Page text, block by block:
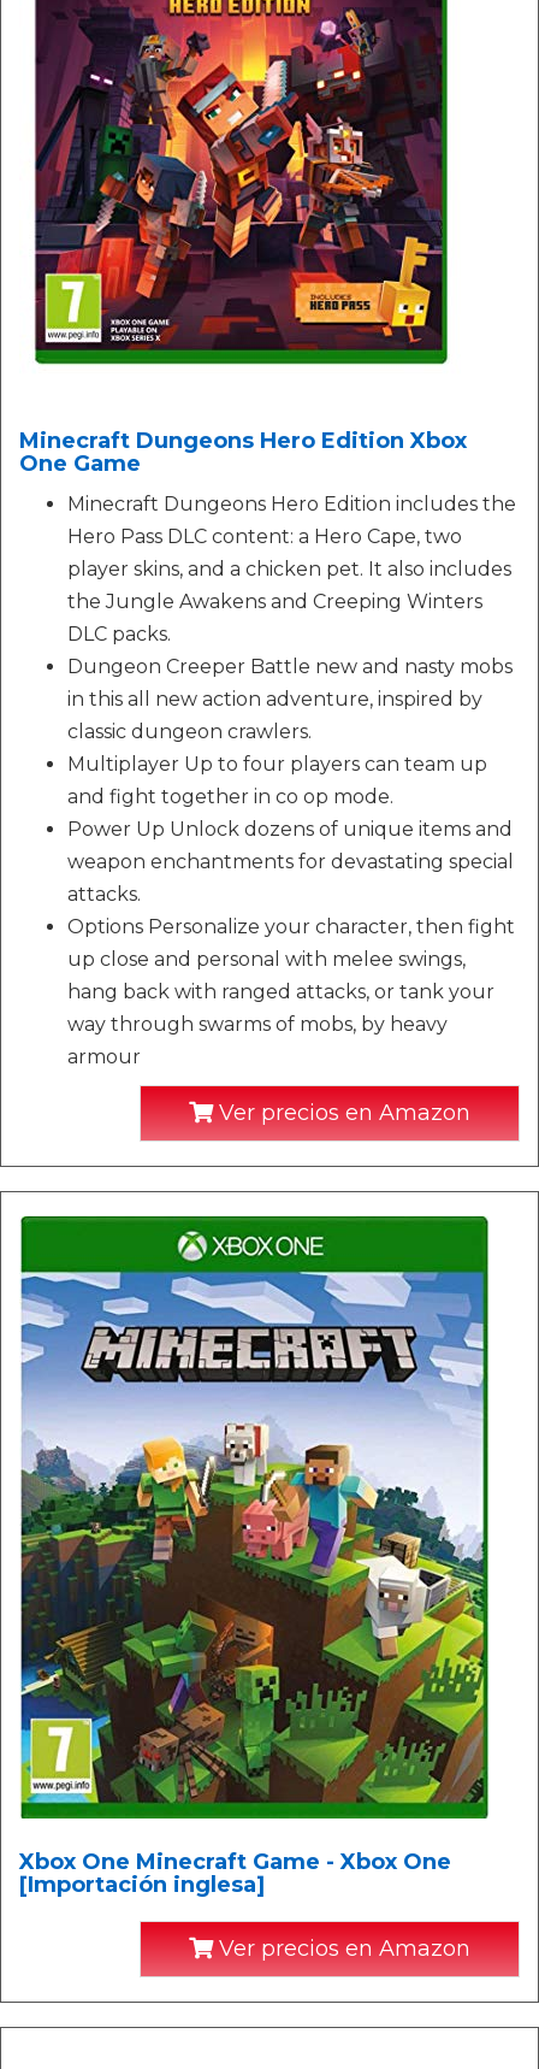
Minecraft Dungeons Hero Edition Xbox
One Game
Minecraft Dungeons Hero Edition includes the
Hero Pass DLC content: a Hero Cape, two
player skins, and a chicken pet. It also includes
the Jungle Awakens and Creeping Winters
DLC packs.
Dungeon Creeper Battle new and nasty mobs
in this all new action adventure, inspired by
classic dungeon crawlers.
Multiplayer Up to four players can team up
and fight together in co op mode.
Power Up Unlock dozens of unique items and
weapon enchantments for devastating special
attacks.
Options Personalize your character, then fight
up close and personal with melee swings,
hang back with ranged attacks, or tank your
way through swarms of mobs, by heavy
armour
Ver precios en Amazon
Xbox One Minecraft Game - Xbox One
[Importación inglesa]
Ver precios en Amazon